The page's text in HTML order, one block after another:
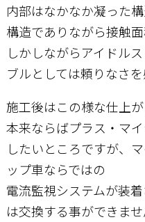
内部はなかなか凝った
構造でありながら接触面
しかしながらアイドル
ブルとしては頼りなさを
施工後はこの様な仕上が
本来ならばプラス・マ
したいところですが、
ップ車ならではの
電流監視システムが装
は交換する事ができませ